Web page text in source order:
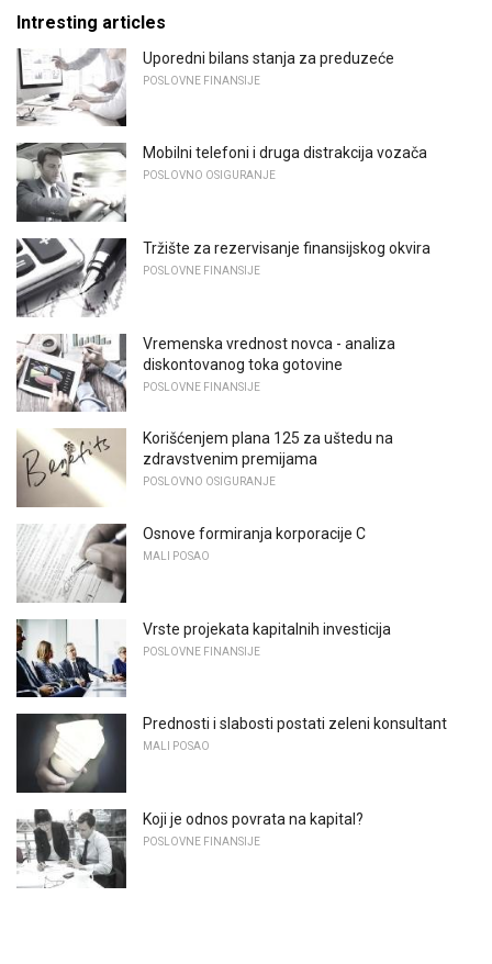
Intresting articles
Uporedni bilans stanja za preduzeće
POSLOVNE FINANSIJE
Mobilni telefoni i druga distrakcija vozača
POSLOVNO OSIGURANJE
Tržište za rezervisanje finansijskog okvira
POSLOVNE FINANSIJE
Vremenska vrednost novca - analiza
diskontovanog toka gotovine
POSLOVNE FINANSIJE
Korišćenjem plana 125 za uštedu na
zdravstvenim premijama
POSLOVNO OSIGURANJE
Osnove formiranja korporacije C
MALI POSAO
Vrste projekata kapitalnih investicija
POSLOVNE FINANSIJE
Prednosti i slabosti postati zeleni konsultant
MALI POSAO
Koji je odnos povrata na kapital?
POSLOVNE FINANSIJE